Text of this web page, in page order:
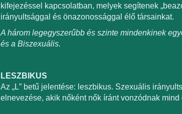
kifejezéssel kapcsolatban, melyek segítenek
irányultsággal és önazonossággal élő társainkat.
A három legegyszerűbb és szinte mindenkinek
és a Biszexuális.
LESZBIKUS
Az „L” betű jelentése: leszbikus. Szexuális
elnevezése, akik nőként nők íránt vonzódnak